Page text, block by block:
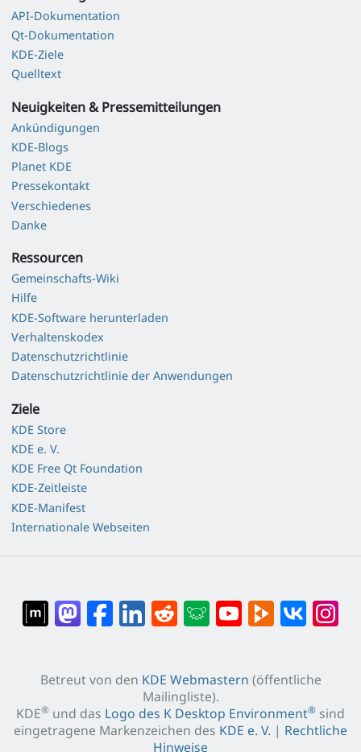
API-Dokumentation
Qt-Dokumentation
KDE-Ziele
Quelltext
Neuigkeiten & Pressemitteilungen
Ankündigungen
KDE-Blogs
Planet KDE
Pressekontakt
Verschiedenes
Danke
Ressourcen
Gemeinschafts-Wiki
Hilfe
KDE-Software herunterladen
Verhaltenskodex
Datenschutzrichtlinie
Datenschutzrichtlinie der Anwendungen
Ziele
KDE Store
KDE e. V.
KDE Free Qt Foundation
KDE-Zeitleiste
KDE-Manifest
Internationale Webseiten
Betreut von den KDE Webmastern (öffentliche
Mailingliste).
KDE® und das Logo des K Desktop Environment® sind
eingetragene Markenzeichen des KDE e. V. | Rechtliche
Hinweise